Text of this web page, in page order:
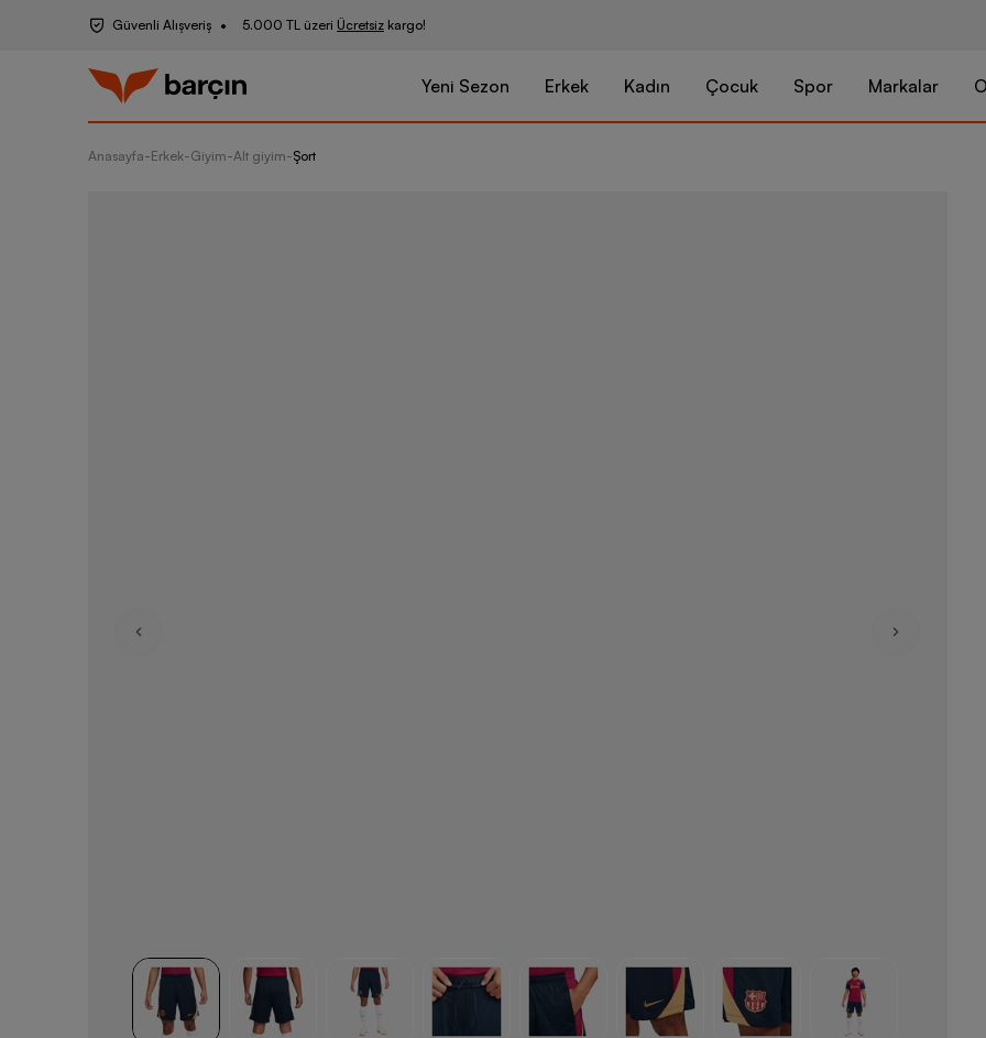
Güvenli Alışveriş 5.000 TL üzeri Ücretsiz kargo!
Yeni Sezon Erkek Kadın Çocuk Spor Markalar
Anasayfa-Erkek-Giyim-Alt giyim-Şort
Nike FC